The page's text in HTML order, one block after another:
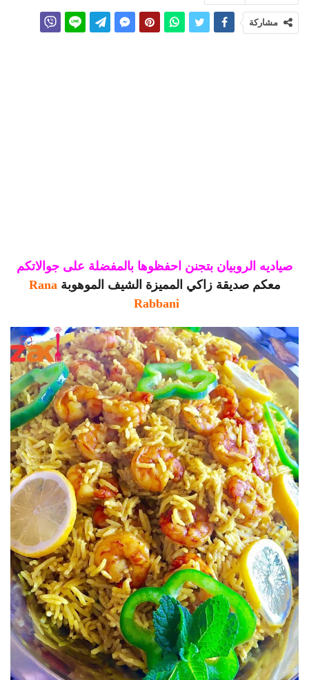
مشاركة
صياديه الروبيان بتجنن احفظوها بالمفضلة على جوالاتكم
معكم صديقة زاكي المميزة الشيف الموهوبة Rana
Rabbani